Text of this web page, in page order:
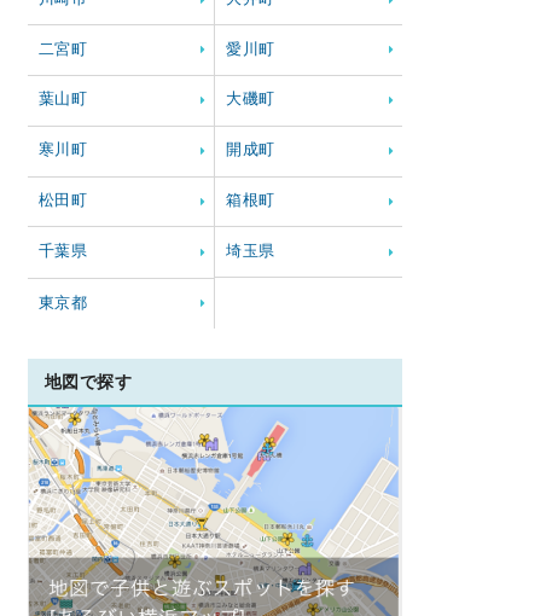
二宮町 愛川町
葉山町 大磯町
寒川町 開成町
松田町 箱根町
千葉県 埼玉県
東京都
地図で探す